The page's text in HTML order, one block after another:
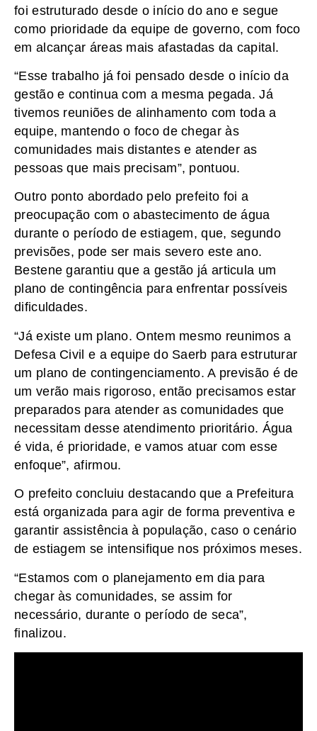
foi estruturado desde o início do ano e segue
como prioridade da equipe de governo, com foco
em alcançar áreas mais afastadas da capital.
“Esse trabalho já foi pensado desde o início da
gestão e continua com a mesma pegada. Já
tivemos reuniões de alinhamento com toda a
equipe, mantendo o foco de chegar às
comunidades mais distantes e atender as
pessoas que mais precisam”, pontuou.
Outro ponto abordado pelo prefeito foi a
preocupação com o abastecimento de água
durante o período de estiagem, que, segundo
previsões, pode ser mais severo este ano.
Bestene garantiu que a gestão já articula um
plano de contingência para enfrentar possíveis
dificuldades.
“Já existe um plano. Ontem mesmo reunimos a
Defesa Civil e a equipe do Saerb para estruturar
um plano de contingenciamento. A previsão é de
um verão mais rigoroso, então precisamos estar
preparados para atender as comunidades que
necessitam desse atendimento prioritário. Água
é vida, é prioridade, e vamos atuar com esse
enfoque”, afirmou.
O prefeito concluiu destacando que a Prefeitura
está organizada para agir de forma preventiva e
garantir assistência à população, caso o cenário
de estiagem se intensifique nos próximos meses.
“Estamos com o planejamento em dia para
chegar às comunidades, se assim for
necessário, durante o período de seca”,
finalizou.